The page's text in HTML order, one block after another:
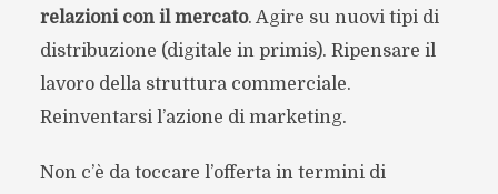
relazioni con il mercato. Agire su nuovi tipi di
distribuzione (digitale in primis). Ripensare il
lavoro della struttura commerciale.
Reinventarsi l’azione di marketing.
Non c’è da toccare l’offerta in termini di